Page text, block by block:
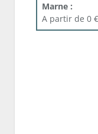
Marne :
A partir de 0 €